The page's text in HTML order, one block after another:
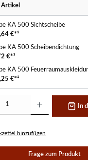
Artikel
KA 500 Sichtscheibe
€*¹
KA 500 Scheibendichtung
€*¹
KA 500
€*¹
In
hinzufügen
Frage zum Produkt